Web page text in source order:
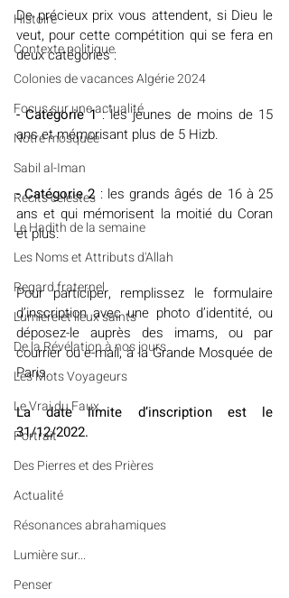
Histoire
Contexte politique
Colonies de vacances Algérie 2024
​​Focus sur une actualité
Notre mosquée
Sabil al-Iman
Récits célestes
Le Hadith de la semaine
Les Noms et Attributs d'Allah
Regard fraternel
Lumière et lieux saints
De la Révélation à nos jours
Les Mots Voyageurs
Le Vrai du Faux
Portrait
Des Pierres et des Prières
Actualité
Résonances abrahamiques
Lumière sur...
Penser
De précieux prix vous attendent, si Dieu le
veut, pour cette compétition qui se fera en
deux catégories :
- Catégorie 1 : les jeunes de moins de 15
ans et mémorisant plus de 5 Hizb.
- Catégorie 2 : les grands âgés de 16 à 25
ans et qui mémorisent la moitié du Coran
et plus.
Pour participer, remplissez le formulaire
d’inscription avec une photo d’identité, ou
déposez-le auprès des imams, ou par
courrier ou e-mail, à la Grande Mosquée de
Paris.
La date limite d’inscription est le
31/12/2022.